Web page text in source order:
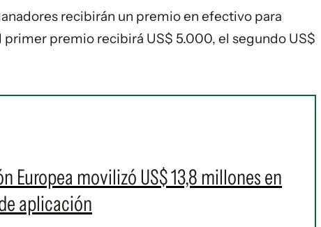
recibirán un premio en efectivo para
premio recibirá US$ 5.000, el segundo US$
Europea movilizó US$ 13,8 millones en
aplicación